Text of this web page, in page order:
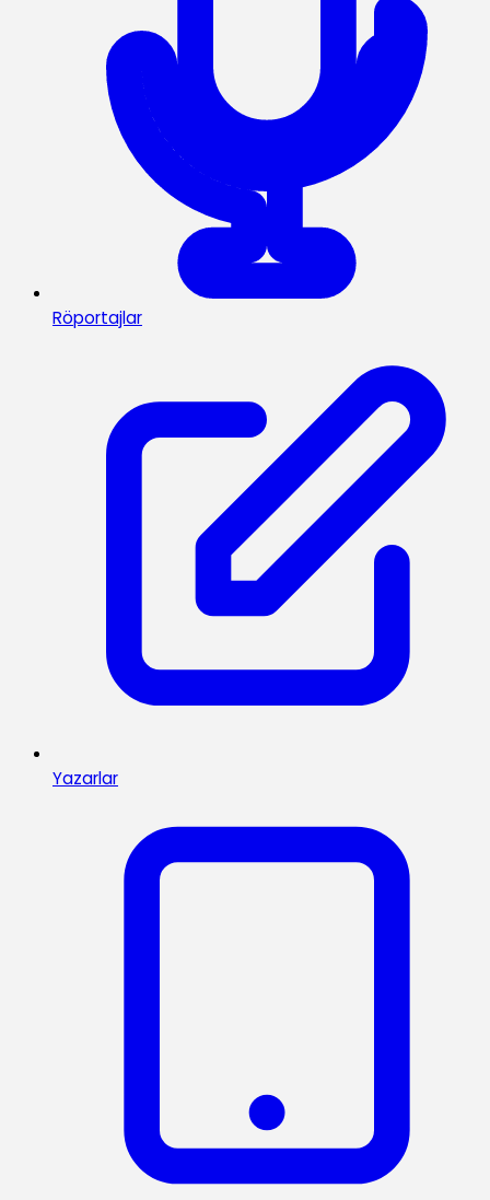
Röportajlar
Yazarlar